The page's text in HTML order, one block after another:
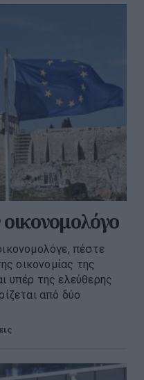
πέστε
οικονομίας της
υπέρ της ελεύθερης
από δύο